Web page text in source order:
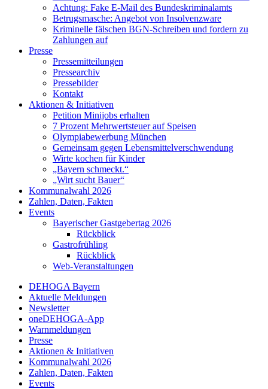
Achtung: Fake E-Mail des Bundeskriminalamts
Betrugsmasche: Angebot von Insolvenzware
Kriminelle fälschen BGN-Schreiben und fordern zu
Zahlungen auf
Presse
Pressemitteilungen
Pressearchiv
Pressebilder
Kontakt
Aktionen & Initiativen
Petition Minijobs erhalten
7 Prozent Mehrwertsteuer auf Speisen
Olympiabewerbung München
Gemeinsam gegen Lebensmittelverschwendung
Wirte kochen für Kinder
„Bayern schmeckt.“
„Wirt sucht Bauer“
Kommunalwahl 2026
Zahlen, Daten, Fakten
Events
Bayerischer Gastgebertag 2026
Rückblick
Gastrofrühling
Rückblick
Web-Veranstaltungen
DEHOGA Bayern
Aktuelle Meldungen
Newsletter
oneDEHOGA-App
Warnmeldungen
Presse
Aktionen & Initiativen
Kommunalwahl 2026
Zahlen, Daten, Fakten
Events